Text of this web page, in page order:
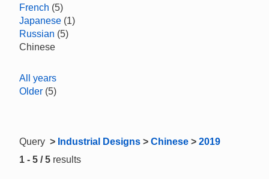
French (5)
Japanese (1)
Russian (5)
Chinese
All years
Older (5)
Query > Industrial Designs > Chinese > 2019
1 - 5 / 5 results